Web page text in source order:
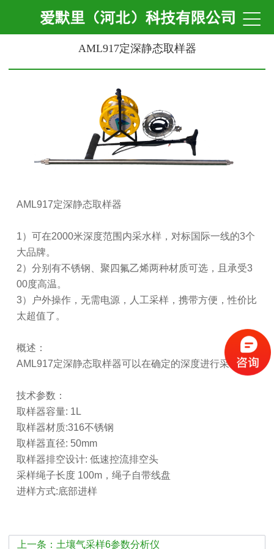

AML917定深静态取样器
AML917定深静态取样器
1）可在2000米深度范围内采水样，对标国际一线的3个
大品牌。
2）分别有不锈钢、聚四氟乙烯两种材质可选，且 承受3
00度高温。
3）户外操作，无需电源，人工采样，携带方便，性价比
太超值了。
概述：
AML917定深静态取样器可以在确定的深度进行采样。
技术参数：
取样器容量: 1L
取样器材质:316不锈钢
取样器直径: 50mm
取样器排空设计: 低速控流排空头
采样绳子长度 100m， 绳子自带线盘
进样方式:底部进样
上一条：土壤气采样6参数分析仪